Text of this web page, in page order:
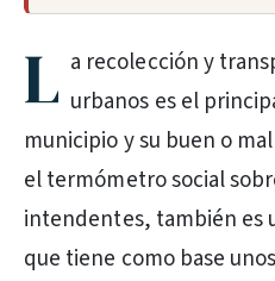
L a recolección y
urbanos es el
municipio y su buen o
el termómetro social
intendentes, también es
que tiene como base